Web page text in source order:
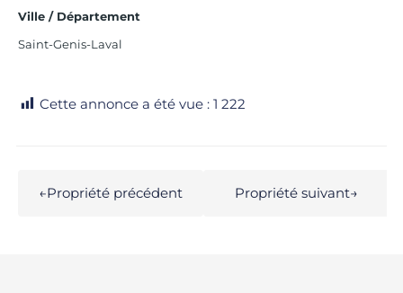
Ville / Département
Saint-Genis-Laval
Cette annonce a été vue : 1 222
←Propriété précédent Propriété suivant→